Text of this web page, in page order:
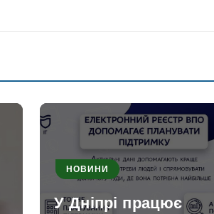
НОВИНИ
У Дніпрі працює